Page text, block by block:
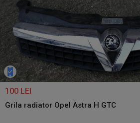
100 LEI
Grila radiator Opel Astra H GTC